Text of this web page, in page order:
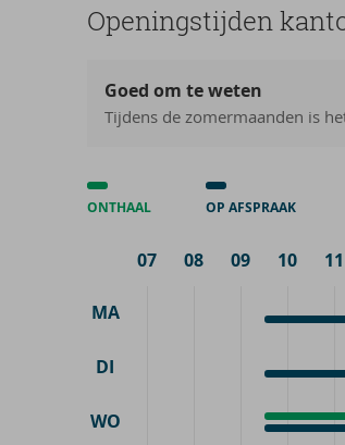
Ope­nings­tij­den
Goed om te weten
Tijdens de zomermaanden is
ONTHAAL OP AFSPRAAK
07 08 09 10 11
MA
Op
9:30
12:30
DI
Op
9:30
12:30
WO Onthaal
9:30
Op
9:30